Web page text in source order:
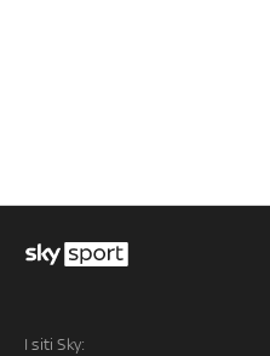
I siti Sky: